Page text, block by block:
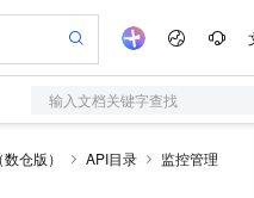
输入文档关键字查找
仓版） API目录
监控管理
服务平台百炼
验
器
一站式生成采购清单，支持单品或批量购买
合作计划
证